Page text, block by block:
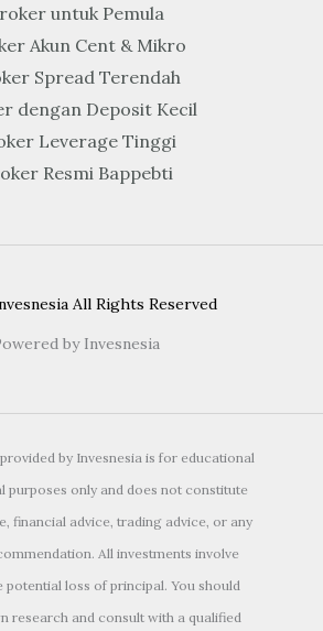
untuk Pemula
Akun Cent & Mikro
Spread Terendah
dengan Deposit Kecil
Leverage Tinggi
Resmi Bappebti
All Rights Reserved
by Invesnesia
by Invesnesia is for educational
purposes only and does not constitute
financial advice, trading advice, or any
All investments involve
potential loss of principal. You should
research and consult with a qualified